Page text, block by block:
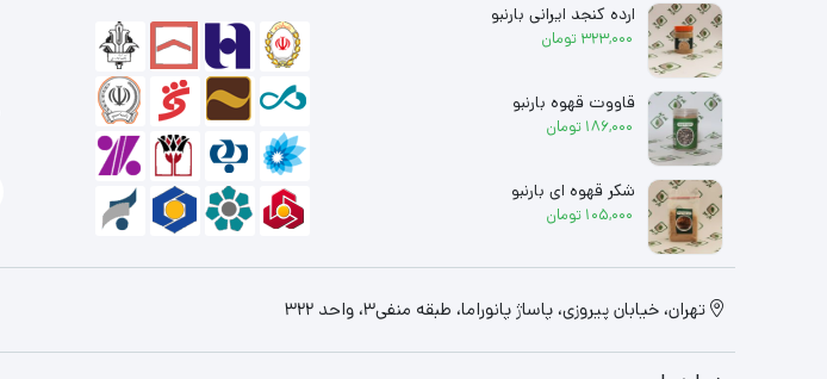
ارده کنجد ایرانی بارنبو
323,000 تومان
قاووت قهوه بارنبو
186,000 تومان
شکر قهوه ای بارنبو
105,000 تومان
تهران، خیابان پیروزی، پاساژ پانوراما، طبقه منفی3، واحد 322